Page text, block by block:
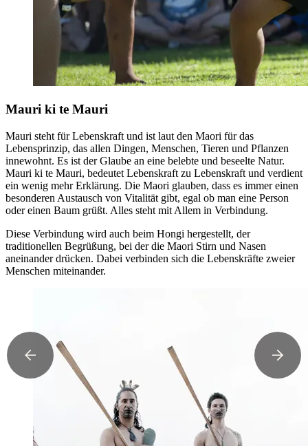
Mauri ki te Mauri
Mauri steht für Lebenskraft und ist laut den Maori für das
Lebensprinzip, das allen Dingen, Menschen, Tieren und Pflanzen
innewohnt. Es ist der Glaube an eine belebte und beseelte Natur.
Mauri ki te Mauri, bedeutet Lebenskraft zu Lebenskraft und verdient
ein wenig mehr Erklärung. Die Maori glauben, dass es immer einen
besonderen Austausch von Vitalität gibt, egal ob man eine Person
oder einen Baum grüßt. Alles steht mit Allem in Verbindung.
Diese Verbindung wird auch beim Hongi hergestellt, der
traditionellen Begrüßung, bei der die Maori Stirn und Nasen
aneinander drücken. Dabei verbinden sich die Lebenskräfte zweier
Menschen miteinander.